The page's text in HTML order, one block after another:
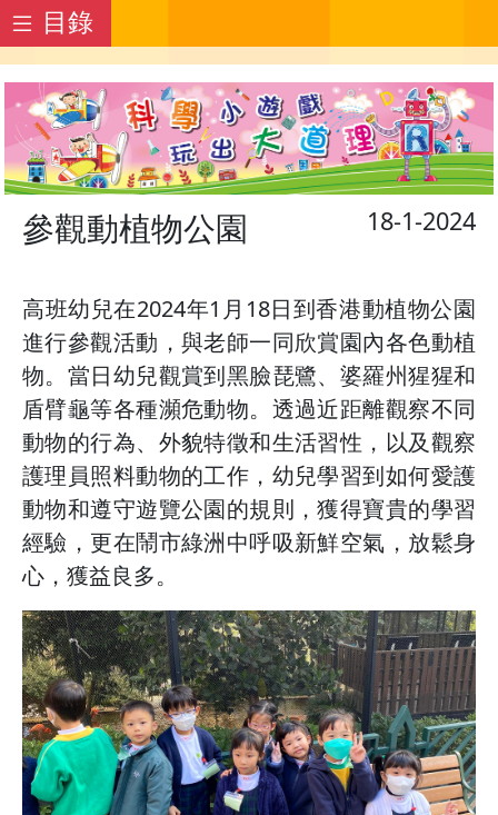
目錄
18-1-2024
參觀動植物公園
高班幼兒在2024年1月18日到香港動植物公園
進行參觀活動，與老師一同欣賞園內各色動植
物。當日幼兒觀賞到黑臉琵鷺、婆羅州猩猩和
盾臂龜等各種瀕危動物。透過近距離觀察不同
動物的行為、外貌特徵和生活習性，以及觀察
護理員照料動物的工作，幼兒學習到如何愛護
動物和遵守遊覽公園的規則，獲得寶貴的學習
經驗，更在鬧市綠洲中呼吸新鮮空氣，放鬆身
心，獲益良多。